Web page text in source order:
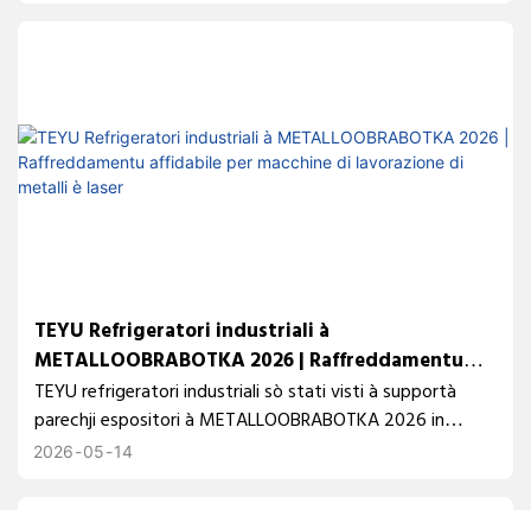
TEYU Refrigeratori industriali à
METALLOOBRABOTKA 2026 | Raffreddamentu
affidabile per macchine di lavorazione di metalli
è laser
TEYU refrigeratori industriali sò stati visti à supportà
parechji espositori à METALLOOBRABOTKA 2026 in
Russia. Scuprite cumu u raffreddamentu stabile è
2026 05 14